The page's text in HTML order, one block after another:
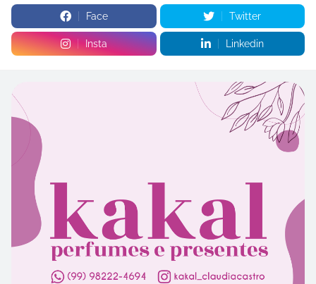
Face Twitter
Insta Linkedin